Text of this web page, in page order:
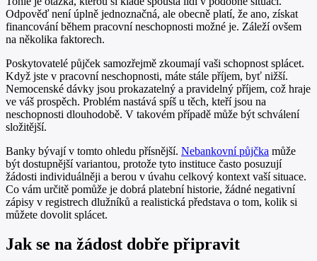
Odpověď není úplně jednoznačná, ale obecně platí, že ano, získat
financování během pracovní neschopnosti možné je. Záleží ovšem
na několika faktorech.
Poskytovatelé půjček samozřejmě zkoumají vaši schopnost splácet.
Když jste v pracovní neschopnosti, máte stále příjem, byť nižší.
Nemocenské dávky jsou prokazatelný a pravidelný příjem, což hraje
ve váš prospěch. Problém nastává spíš u těch, kteří jsou na
neschopnosti dlouhodobě. V takovém případě může být schválení
složitější.
Banky bývají v tomto ohledu přísnější. Nebankovní půjčka může
být dostupnější variantou, protože tyto instituce často posuzují
žádosti individuálněji a berou v úvahu celkový kontext vaší situace.
Co vám určitě pomůže je dobrá platební historie, žádné negativní
zápisy v registrech dlužníků a realistická představa o tom, kolik si
můžete dovolit splácet.
Jak se na žádost dobře připravit